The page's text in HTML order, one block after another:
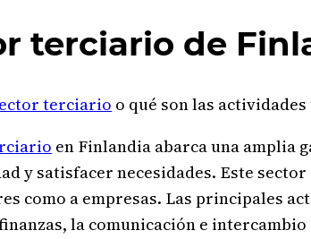
terciario de
terciario o qué son las
en Finlandia abarca una amplia
y satisfacer necesidades. Este
como a empresas. Las principales
la comunicación e